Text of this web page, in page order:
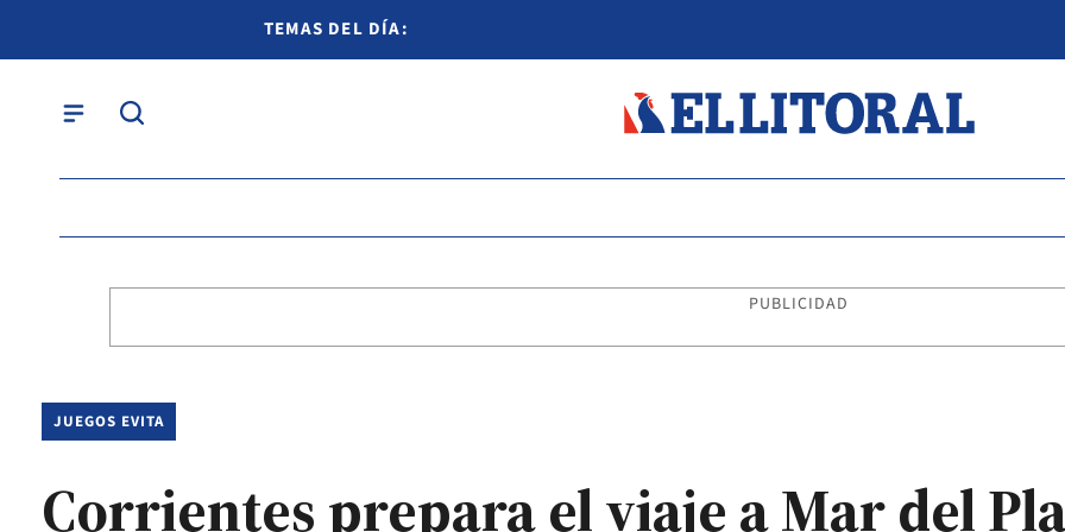
TEMAS DEL DÍA:
PUBLICIDAD
JUEGOS EVITA
Corrientes prepara el viaje a Mar del